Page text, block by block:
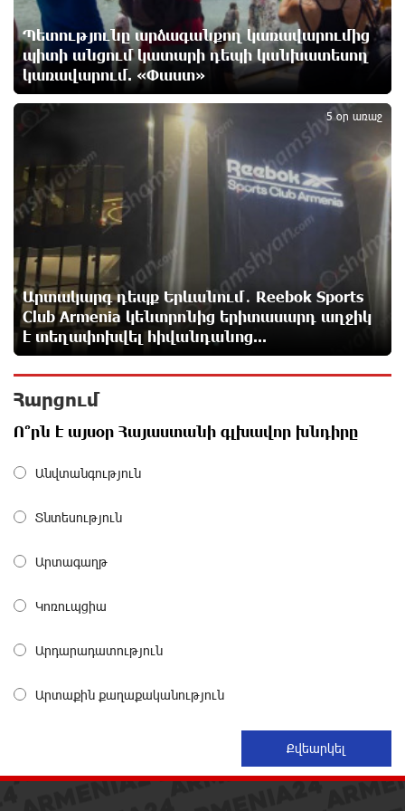
իրավիճակին
8 ժամ առաջ
«Շտապ հաստատեք քարտի տվյալները»․ IDBank-ը
զգուշացնում է հյուրանոցների ամրագրման հետ
կապված զեղծարարությունների մասին
8 ժամ առաջ
Մհեր Անանյանն ընդգրկվել է Յունիբանկի
Վարչության կազմում
«Սմայլ Սվիթ»-ի զարգացման ճանապարհը
Կոնվերս Բանկի գործընկերությամբ
9 ժամ առաջ
Մարիաննա Ղահրամանյան
ծանր իրավիճակից դուրս գալու համար. Արմեն
Դուք ու ձեր անտաղանդ շոուները ոչ ավելին են,
Արեգ Սավգուլյան
«ՀայաՔվեի» տարածքային գրասենյակները
Պետությունը արձագանքող կառավարումից
պիտի անցում կատարի դեպի կանխատեսող
կառավարում. «Փաստ»
Արտակարգ դեպք Երևանում․ Reebok Sports
Club Armenia կենտրոնից երիտասարդ աղջիկ
է տեղափոխվել հիվանդանոց...
5 օր առաջ
5
Հարցում
Ո՞րն է այսօր Հայաստանի գլխավոր խնդիրը
Անվտանգություն
Տնտեսություն
Արտագաղթ
Կոռուպցիա
Արդարադատություն
Արտաքին քաղաքականություն